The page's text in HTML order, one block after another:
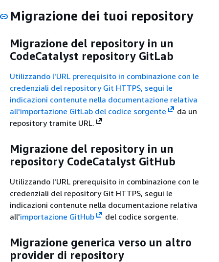
Migrazione dei tuoi repository
Migrazione del repository in un
CodeCatalyst repository GitLab
Utilizzando l'URL prerequisito in combinazione con le
credenziali del repository Git HTTPS, segui le
indicazioni contenute nella documentazione relativa
all'importazione GitLab del codice sorgente
da un
repository tramite URL.
Migrazione del repository in un
repository CodeCatalyst GitHub
Utilizzando l'URL prerequisito in combinazione con le
credenziali del repository Git HTTPS, segui le
indicazioni contenute nella documentazione relativa
all'importazione GitHub del codice sorgente.
Migrazione generica verso un altro
provider di repository